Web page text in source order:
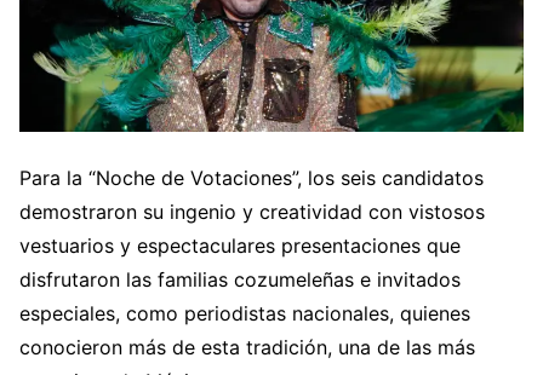
Para la “Noche de Votaciones”, los seis candidatos
demostraron su ingenio y creatividad con vistosos
vestuarios y espectaculares presentaciones que
disfrutaron las familias cozumeleñas e invitados
especiales, como periodistas nacionales, quienes
conocieron más de esta tradición, una de las más